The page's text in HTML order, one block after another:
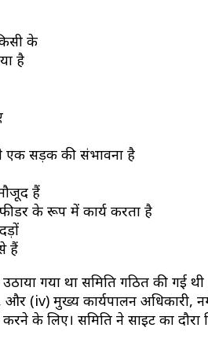
के
है
एक सड़क की संभावना है
हैं
के रूप में कार्य करता है
हैं
गया था समिति गठित की गई
और (iv) मुख्य कार्यपालन अधिकारी,
के लिए। समिति ने साइट का दौरा